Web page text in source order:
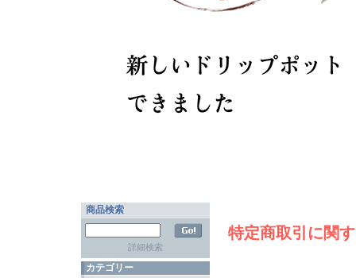
商品検索
詳細検索
カテゴリー
特定商取引に関